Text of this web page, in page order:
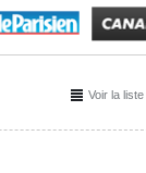
Voir la liste